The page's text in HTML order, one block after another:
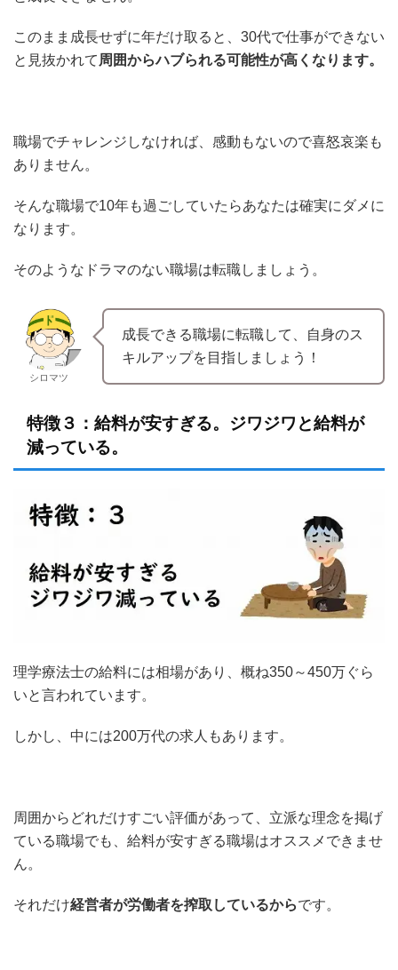
このまま成長せずに年だけ取ると、30代で仕事ができない
と見抜かれて 周囲からハブられる可能性が高くなります。
職場でチャレンジしなければ、感動もないので喜怒哀楽も
ありません。
そんな職場で10年も過ごしていたらあなたは確実にダメに
なります。
そのようなドラマのない職場は転職しましょう。
シロマツ
成長できる職場に転職して、自身のス
キルアップを目指しましょう！
特徴３：給料が安すぎる。ジワジワと給料が
減っている。
理学療法士の給料には相場があり、概ね350～450万ぐら
いと言われています。
しかし、中には200万代の求人もあります。
周囲からどれだけすごい評価があって、立派な理念を掲げ
ている職場でも、給料が安すぎる職場はオススメできませ
ん。
それだけ経営者が労働者を搾取しているからです。